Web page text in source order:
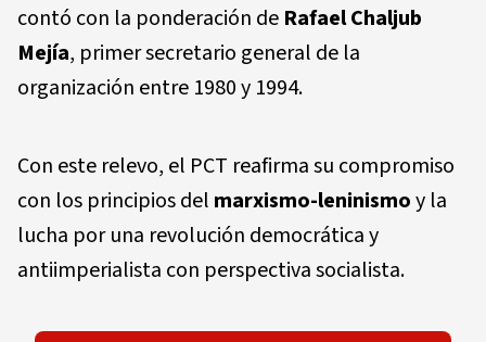
contó con la ponderación de Rafael Chaljub
Mejía, primer secretario general de la
organización entre 1980 y 1994.
Con este relevo, el PCT reafirma su compromiso
con los principios del marxismo-leninismoy la
lucha por una revolución democrática y
antiimperialista con perspectiva socialista.